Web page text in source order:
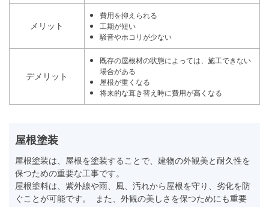
メリット
費用を抑えられる
工期が短い
騒音やホコリが少ない
デメリット
既存の屋根材の状態によっては、施工できない
場合がある
屋根が重くなる
将来的な葺き替え時に費用が高くなる
屋根塗装
屋根塗装は、屋根を塗装することで、建物の外観美と耐久性を
保つための重要な工事です。
屋根塗料は、紫外線や雨、風、汚れから屋根を守り、劣化を防
ぐことが可能です。 また、外観の美しさを保つためにも重要